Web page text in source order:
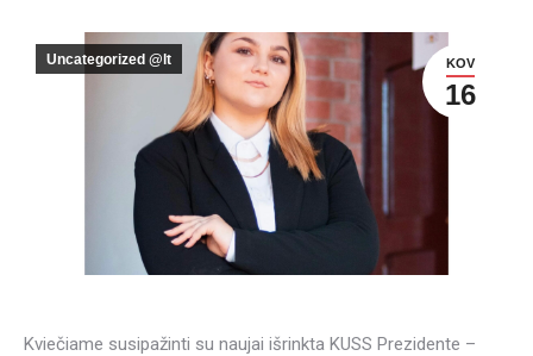
KOV
16
Uncategorized @lt
Kviečiame susipažinti su naujai išrinkta KUSS Prezidente –